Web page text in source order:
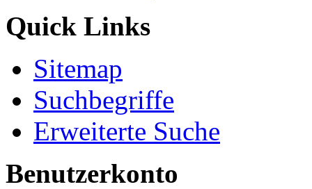
Quick Links
Sitemap
Suchbegriffe
Erweiterte Suche
Benutzerkonto